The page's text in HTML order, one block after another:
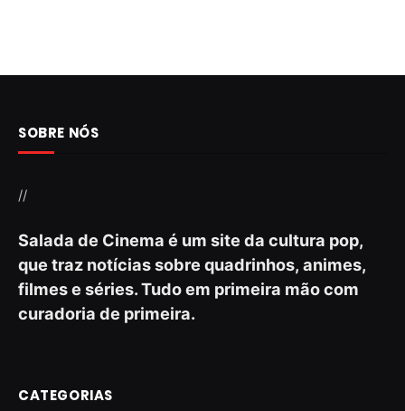
SOBRE NÓS
//
Salada de Cinema é um site da cultura pop,
que traz notícias sobre quadrinhos, animes,
filmes e séries. Tudo em primeira mão com
curadoria de primeira.
CATEGORIAS